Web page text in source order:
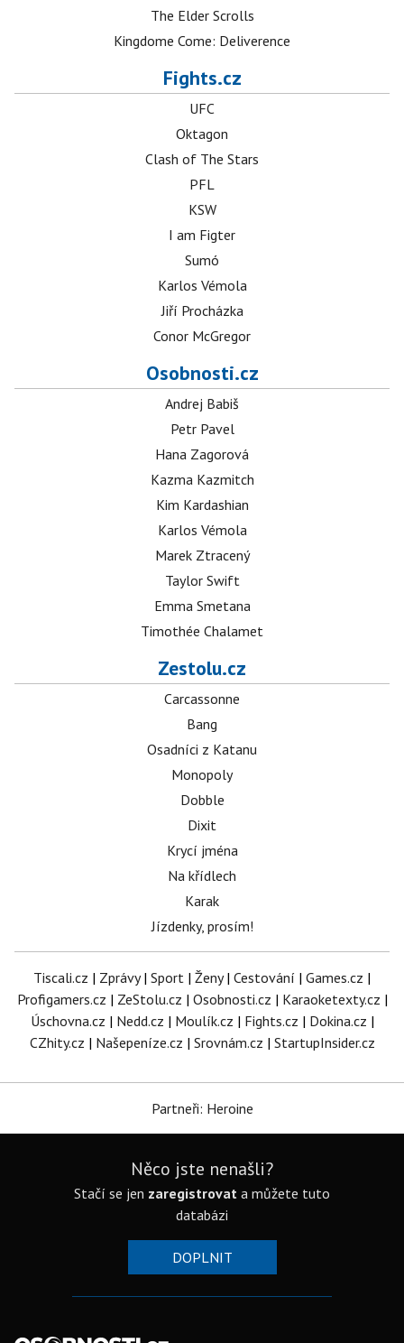
The Elder Scrolls
Kingdome Come: Deliverence
Fights.cz
UFC
Oktagon
Clash of The Stars
PFL
KSW
I am Figter
Sumó
Karlos Vémola
Jiří Procházka
Conor McGregor
Osobnosti.cz
Andrej Babiš
Petr Pavel
Hana Zagorová
Kazma Kazmitch
Kim Kardashian
Karlos Vémola
Marek Ztracený
Taylor Swift
Emma Smetana
Timothée Chalamet
Zestolu.cz
Carcassonne
Bang
Osadníci z Katanu
Monopoly
Dobble
Dixit
Krycí jména
Na křídlech
Karak
Jízdenky, prosím!
Tiscali.cz | Zprávy| Sport | Ženy| Cestování | Games.cz |
Profigamers.cz | ZeStolu.cz | Osobnosti.cz | Karaoketexty.cz |
Úschovna.cz | Nedd.cz | Moulík.cz | Fights.cz | Dokina.cz |
CZhity.cz | Našepeníze.cz | Srovnám.cz | StartupInsider.cz
Partneři: Heroine
Něco jste nenašli?
Stačí se jen zaregistrovat a můžete tuto
databázi
DOPLNIT